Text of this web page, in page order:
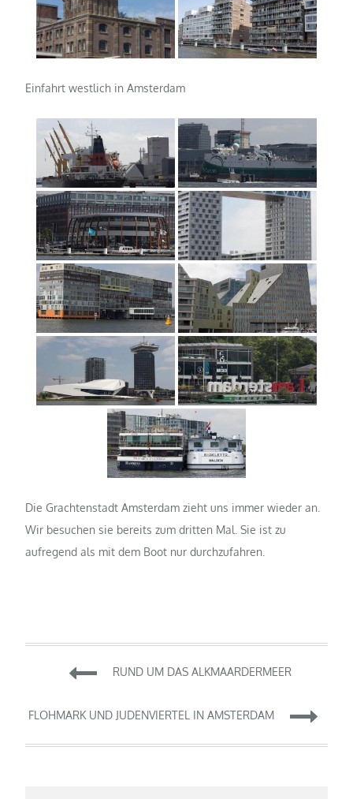
Einfahrt westlich in Amsterdam
Die Grachtenstadt Amsterdam zieht uns immer wieder an.
Wir besuchen sie bereits zum dritten Mal. Sie ist zu
aufregend als mit dem Boot nur durchzufahren.
Beitragsnavigation
RUND UM DAS ALKMAARDERMEER
FLOHMARK UND JUDENVIERTEL IN AMSTERDAM